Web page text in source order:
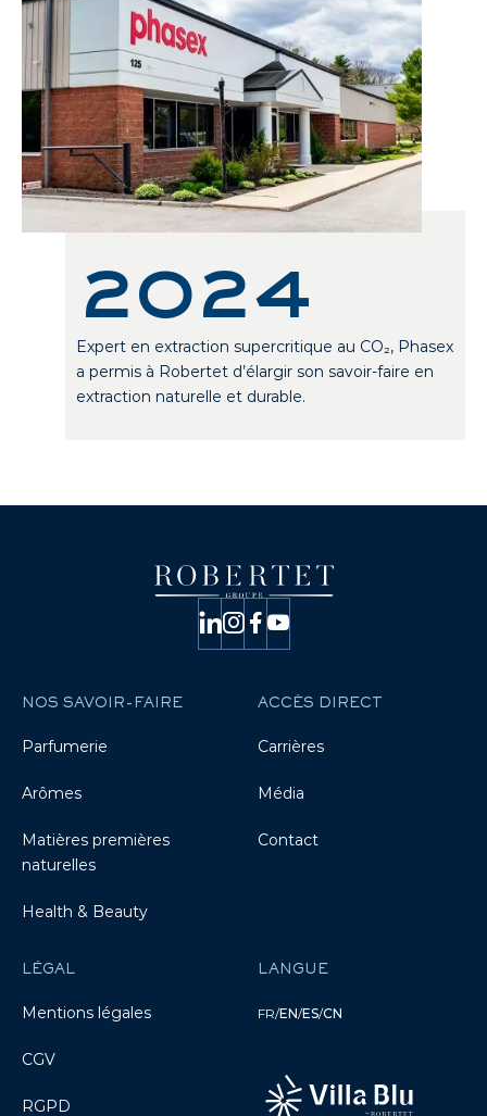
2024
Expert en extraction supercritique au CO₂, Phasex
a permis à Robertet d’élargir son savoir-faire en
extraction naturelle et durable.
NOS SAVOIR-FAIRE
Parfumerie
Arômes
Matières premières
naturelles
Health & Beauty
ACCÈS DIRECT
Carrières
Média
Contact
LÉGAL
Mentions légales
CGV
RGPD
LANGUE
FR/EN/ES/CN